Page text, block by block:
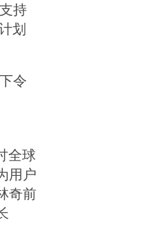
持
划
令
全球
用户
奇前